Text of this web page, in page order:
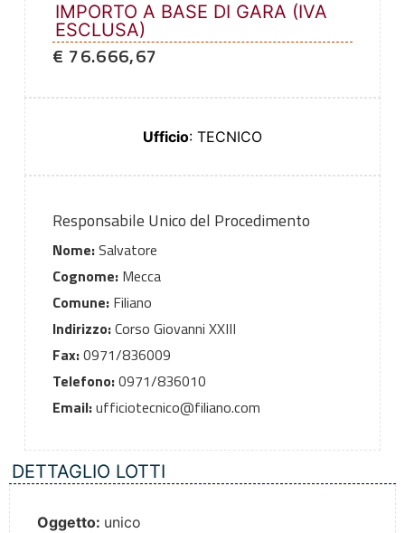
IMPORTO A BASE DI GARA (IVA
ESCLUSA)
€ 76.666,67
Ufficio: TECNICO
Responsabile Unico del Procedimento
Nome:Salvatore
Cognome:Mecca
Comune:Filiano
Indirizzo:Corso Giovanni XXIII
Fax:0971/836009
Telefono:0971/836010
Email:ufficiotecnico@filiano.com
DETTAGLIO LOTTI
Oggetto: unico